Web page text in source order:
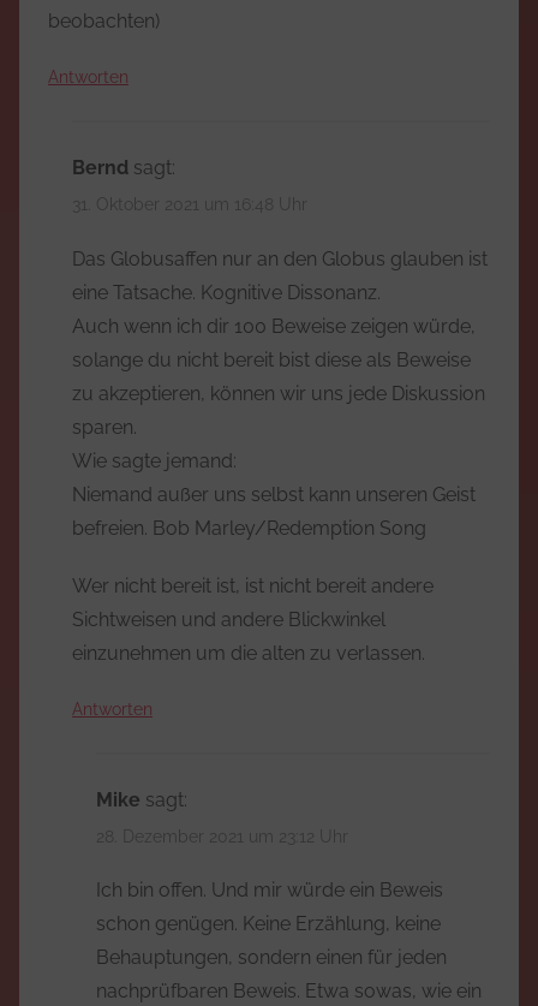
beobachten)
Antworten
Bernd sagt:
31. Oktober 2021 um 16:48 Uhr
Das Globusaffen nur an den Globus glauben ist
eine Tatsache. Kognitive Dissonanz.
Auch wenn ich dir 100 Beweise zeigen würde,
solange du nicht bereit bist diese als Beweise
zu akzeptieren, können wir uns jede Diskussion
sparen.
Wie sagte jemand:
Niemand außer uns selbst kann unseren Geist
befreien. Bob Marley/Redemption Song
Wer nicht bereit ist, ist nicht bereit andere
Sichtweisen und andere Blickwinkel
einzunehmen um die alten zu verlassen.
Antworten
Mike sagt:
28. Dezember 2021 um 23:12 Uhr
Ich bin offen. Und mir würde ein Beweis
schon genügen. Keine Erzählung, keine
Behauptungen, sondern einen für jeden
nachprüfbaren Beweis. Etwa sowas, wie ein